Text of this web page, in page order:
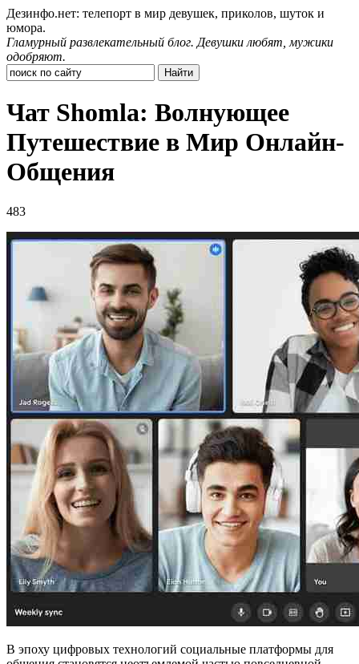
Дезинфо.нет: телепорт в мир девушек, приколов, шуток и
юмора.
Гламурный развлекательный блог. Девушки любят, мужики
одобряют.
Чат Shomla: Волнующее
Путешествие в Мир Онлайн-
Общения
483
В эпоху цифровых технологий социальные платформы для